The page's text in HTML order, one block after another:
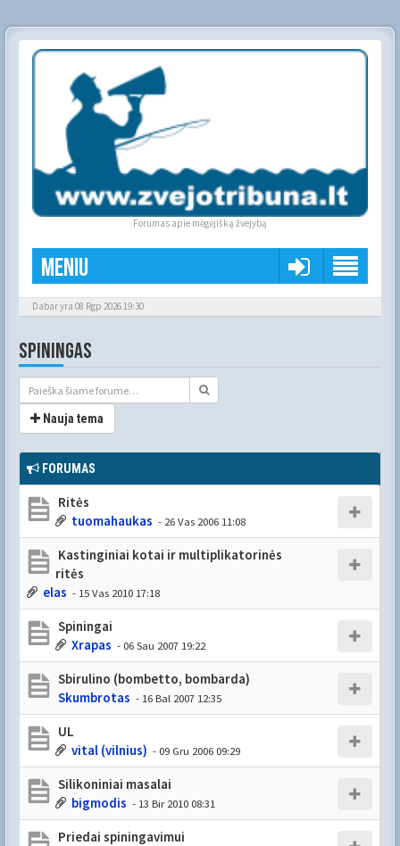
Forumas apie mėgėjišką žvejybą
Meniu
Dabar yra 08 Rgp 2026 19:30
SPININGAS
Nauja tema
FORUMAS
Ritės
tuomahaukas - 26 Vas 2006 11:08
Kastinginiai kotai ir multiplikatorinės
ritės
elas - 15 Vas 2010 17:18
Spiningai
Xrapas - 06 Sau 2007 19:22
Sbirulino (bombetto, bombarda)
Skumbrotas - 16 Bal 2007 12:35
UL
vital (vilnius) - 09 Gru 2006 09:29
Silikoniniai masalai
bigmodis - 13 Bir 2010 08:31
Priedai spiningavimui